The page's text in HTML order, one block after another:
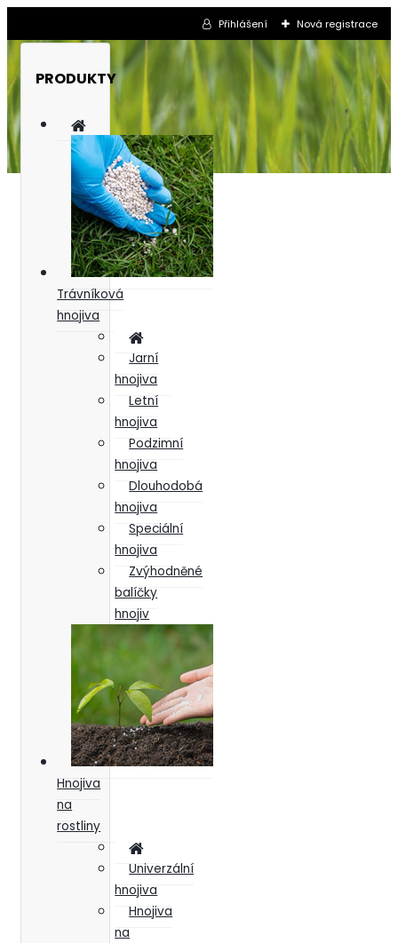
Přihlášení Nová registrace
PRODUKTY
Trávníková
hnojiva
Jarní
hnojiva
Letní
hnojiva
Podzimní
hnojiva
Dlouhodobá
hnojiva
Speciální
hnojiva
Zvýhodněné
balíčky
hnojiv
Hnojiva
na
rostliny
Univerzální
hnojiva
Hnojiva
na